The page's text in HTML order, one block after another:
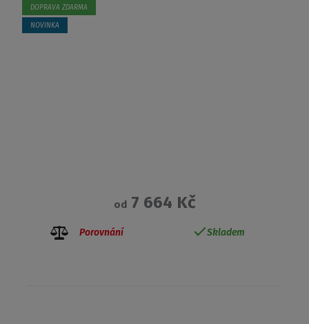
DOPRAVA ZDARMA
NOVINKA
od7 664 Kč
Porovnání Skladem